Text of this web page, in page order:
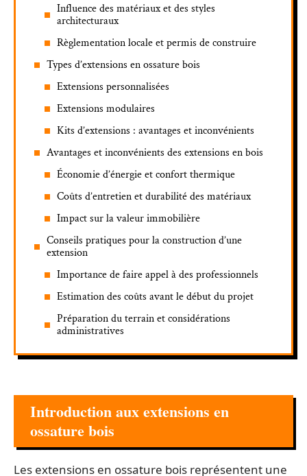
Influence des matériaux et des styles
architecturaux
Règlementation locale et permis de construire
Types d’extensions en ossature bois
Extensions personnalisées
Extensions modulaires
Kits d’extensions : avantages et inconvénients
Avantages et inconvénients des extensions en bois
Économie d’énergie et confort thermique
Coûts d’entretien et durabilité des matériaux
Impact sur la valeur immobilière
Conseils pratiques pour la construction d’une
extension
Importance de faire appel à des professionnels
Estimation des coûts avant le début du projet
Préparation du terrain et considérations
administratives
Introduction aux extensions en
ossature bois
Les extensions en ossature bois représentent une